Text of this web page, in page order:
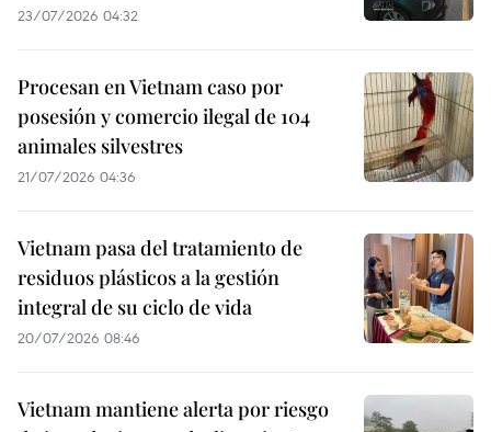
23/07/2026 04:32
Procesan en Vietnam caso por
posesión y comercio ilegal de 104
animales silvestres
21/07/2026 04:36
Vietnam pasa del tratamiento de
residuos plásticos a la gestión
integral de su ciclo de vida
20/07/2026 08:46
Vietnam mantiene alerta por riesgo